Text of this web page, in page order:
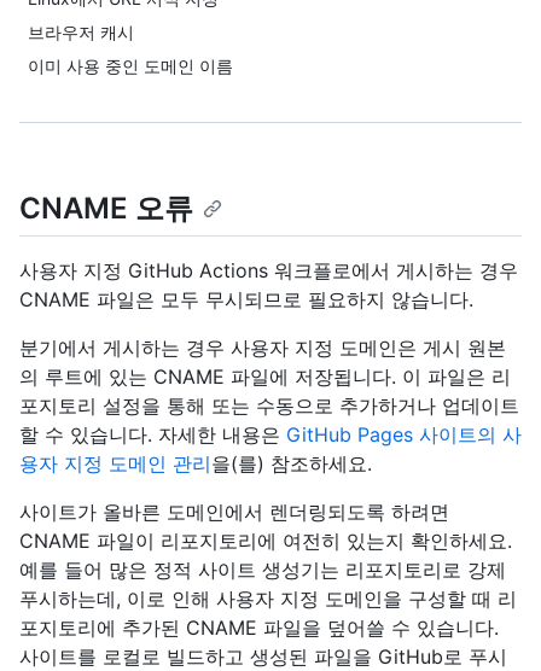
브라우저 캐시
이미 사용 중인 도메인 이름
CNAME 오류
사용자 지정 GitHub Actions 워크플로에서 게시하는 경우
CNAME 파일은 모두 무시되므로 필요하지 않습니다.
분기에서 게시하는 경우 사용자 지정 도메인은 게시 원본
의 루트에 있는 CNAME 파일에 저장됩니다. 이 파일은 리
포지토리 설정을 통해 또는 수동으로 추가하거나 업데이트
할 수 있습니다. 자세한 내용은 GitHub Pages 사이트의 사
용자 지정 도메인 관리을(를) 참조하세요.
사이트가 올바른 도메인에서 렌더링되도록 하려면
CNAME 파일이 리포지토리에 여전히 있는지 확인하세요.
예를 들어 많은 정적 사이트 생성기는 리포지토리로 강제
푸시하는데, 이로 인해 사용자 지정 도메인을 구성할 때 리
포지토리에 추가된 CNAME 파일을 덮어쓸 수 있습니다.
사이트를 로컬로 빌드하고 생성된 파일을 GitHub로 푸시